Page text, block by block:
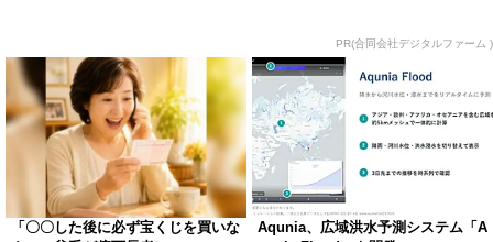
PR(合同会社デジタルファーム )
「〇〇した後に必ず宝くじを買いな
Aqunia、広域洪水予測システム「A